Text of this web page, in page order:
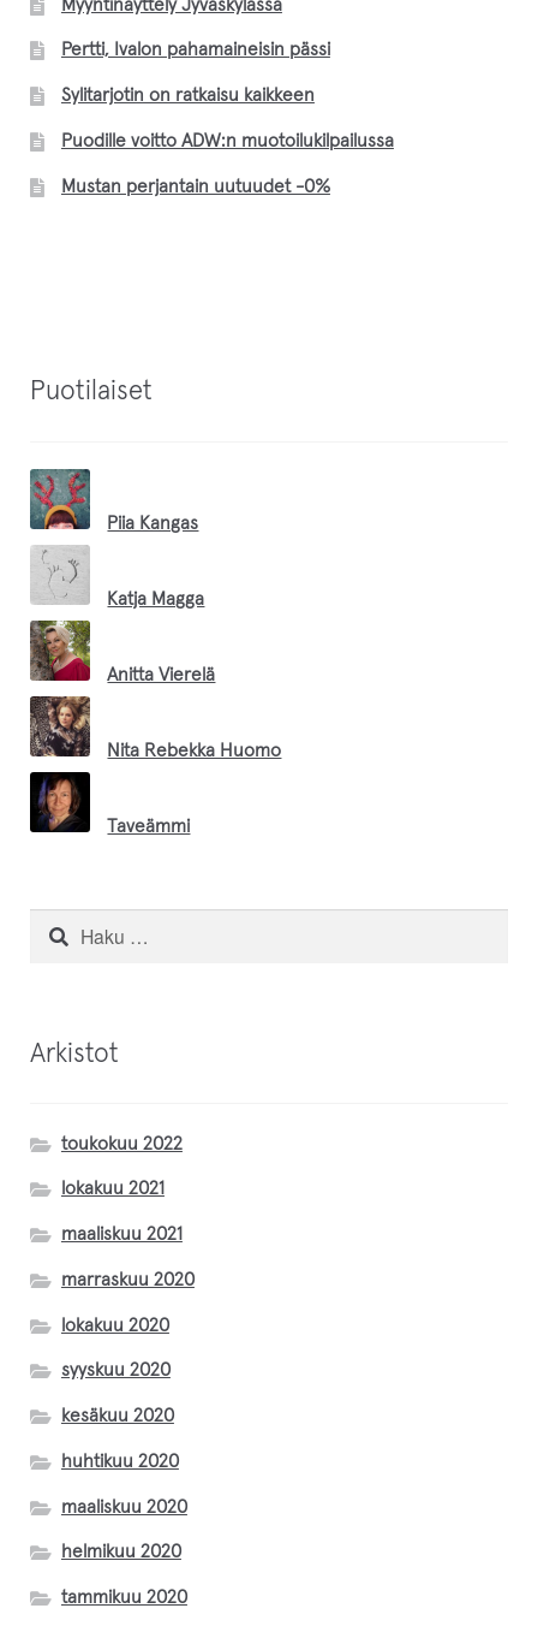
Myyntinäyttely Jyväskylässä
Pertti, Ivalon pahamaineisin pässi
Sylitarjotin on ratkaisu kaikkeen
Puodille voitto ADW:n muotoilukilpailussa
Mustan perjantain uutuudet -0%
Puotilaiset
Piia Kangas
Katja Magga
Anitta Vierelä
Nita Rebekka Huomo
Taveämmi
Inari Handicrafts
Matilda Kumma
Taru Maaret Päiviö
Haku:
Arkistot
toukokuu 2022
lokakuu 2021
maaliskuu 2021
marraskuu 2020
lokakuu 2020
syyskuu 2020
kesäkuu 2020
huhtikuu 2020
maaliskuu 2020
helmikuu 2020
tammikuu 2020